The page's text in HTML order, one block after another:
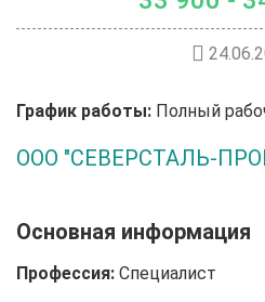
График работы: Полный
ООО "СЕВЕРСТАЛЬ-
Основная информация
Профессия: Специалист